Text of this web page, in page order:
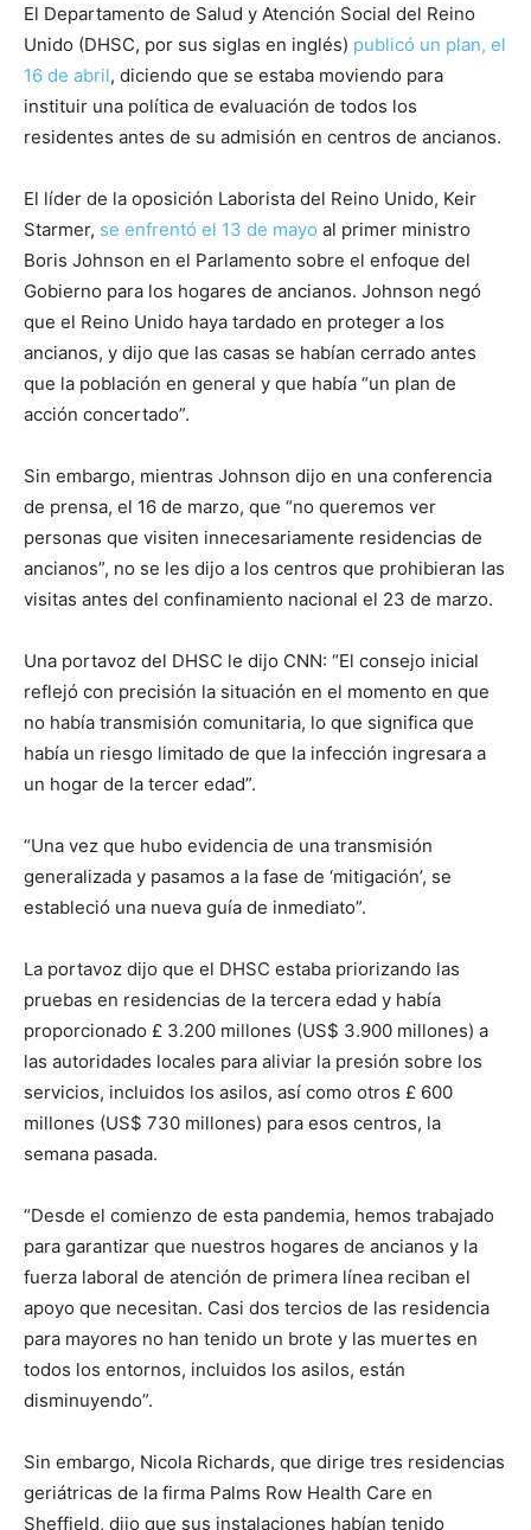
El Departamento de Salud y Atención Social del Reino
Unido (DHSC, por sus siglas en inglés) publicó un plan, el
16 de abril, diciendo que se estaba moviendo para
instituir una política de evaluación de todos los
residentes antes de su admisión en centros de ancianos.
El líder de la oposición Laborista del Reino Unido, Keir
Starmer, se enfrentó el 13 de mayo al primer ministro
Boris Johnson en el Parlamento sobre el enfoque del
Gobierno para los hogares de ancianos. Johnson negó
que el Reino Unido haya tardado en proteger a los
ancianos, y dijo que las casas se habían cerrado antes
que la población en general y que había “un plan de
acción concertado”.
Sin embargo, mientras Johnson dijo en una conferencia
de prensa, el 16 de marzo, que “no queremos ver
personas que visiten innecesariamente residencias de
ancianos”, no se les dijo a los centros que prohibieran las
visitas antes del confinamiento nacional el 23 de marzo.
Una portavoz del DHSC le dijo CNN: “El consejo inicial
reflejó con precisión la situación en el momento en que
no había transmisión comunitaria, lo que significa que
había un riesgo limitado de que la infección ingresara a
un hogar de la tercer edad”.
“Una vez que hubo evidencia de una transmisión
generalizada y pasamos a la fase de ‘mitigación’, se
estableció una nueva guía de inmediato”.
La portavoz dijo que el DHSC estaba priorizando las
pruebas en residencias de la tercera edad y había
proporcionado £ 3.200 millones (US$ 3.900 millones) a
las autoridades locales para aliviar la presión sobre los
servicios, incluidos los asilos, así como otros £ 600
millones (US$ 730 millones) para esos centros, la
semana pasada.
“Desde el comienzo de esta pandemia, hemos trabajado
para garantizar que nuestros hogares de ancianos y la
fuerza laboral de atención de primera línea reciban el
apoyo que necesitan. Casi dos tercios de las residencia
para mayores no han tenido un brote y las muertes en
todos los entornos, incluidos los asilos, están
disminuyendo”.
Sin embargo, Nicola Richards, que dirige tres residencias
geriátricas de la firma Palms Row Health Care en
Sheffield, dijo que sus instalaciones habían tenido